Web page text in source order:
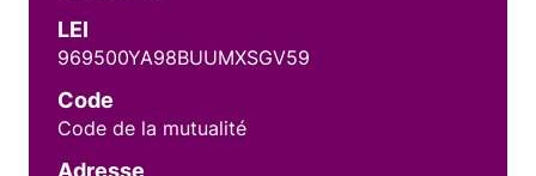
LEI
969500YA98BUUMXSGV59
Code
Code de la mutualité
Adresse